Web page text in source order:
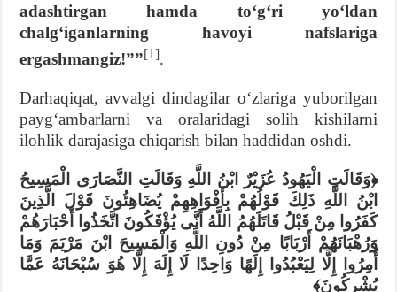
adashtirgan hamda toʻgʻri yoʻldan
chalgʻiganlarning havoyi nafslariga
ergashmangiz!””[1].
Darhaqiqat, avvalgi dindagilar oʻzlariga yuborilgan
paygʻambarlarni va oralaridagi solih kishilarni
ilohlik darajasiga chiqarish bilan haddidan oshdi.
﴿وَقَالَتِ الْيَهُودُ عُزَيْرٌ ابْنُ اللَّهِ وَقَالَتِ النَّصَارَى الْمَسِيحُ
ابْنُ اللَّهِ ذَلِكَ قَوْلُهُمْ بِأَفْوَاهِهِمْ يُضَاهِئُونَ قَوْلَ الَّذِينَ
كَفَرُوا مِنْ قَبْلُ قَاتَلَهُمُ اللَّهُ أَنَّى يُؤْفَكُونَ اتَّخَذُوا أَحْبَارَهُمْ
وَرُهْبَانَهُمْ أَرْبَابًا مِنْ دُونِ اللَّهِ وَالْمَسِيحَ ابْنَ مَرْيَمَ وَمَا
أُمِرُوا إِلَّا لِيَعْبُدُوا إِلَهًا وَاحِدًا لَا إِلَهَ إِلَّا هُوَ سُبْحَانَهُ عَمَّا
يُشْرِكُونَ﴾